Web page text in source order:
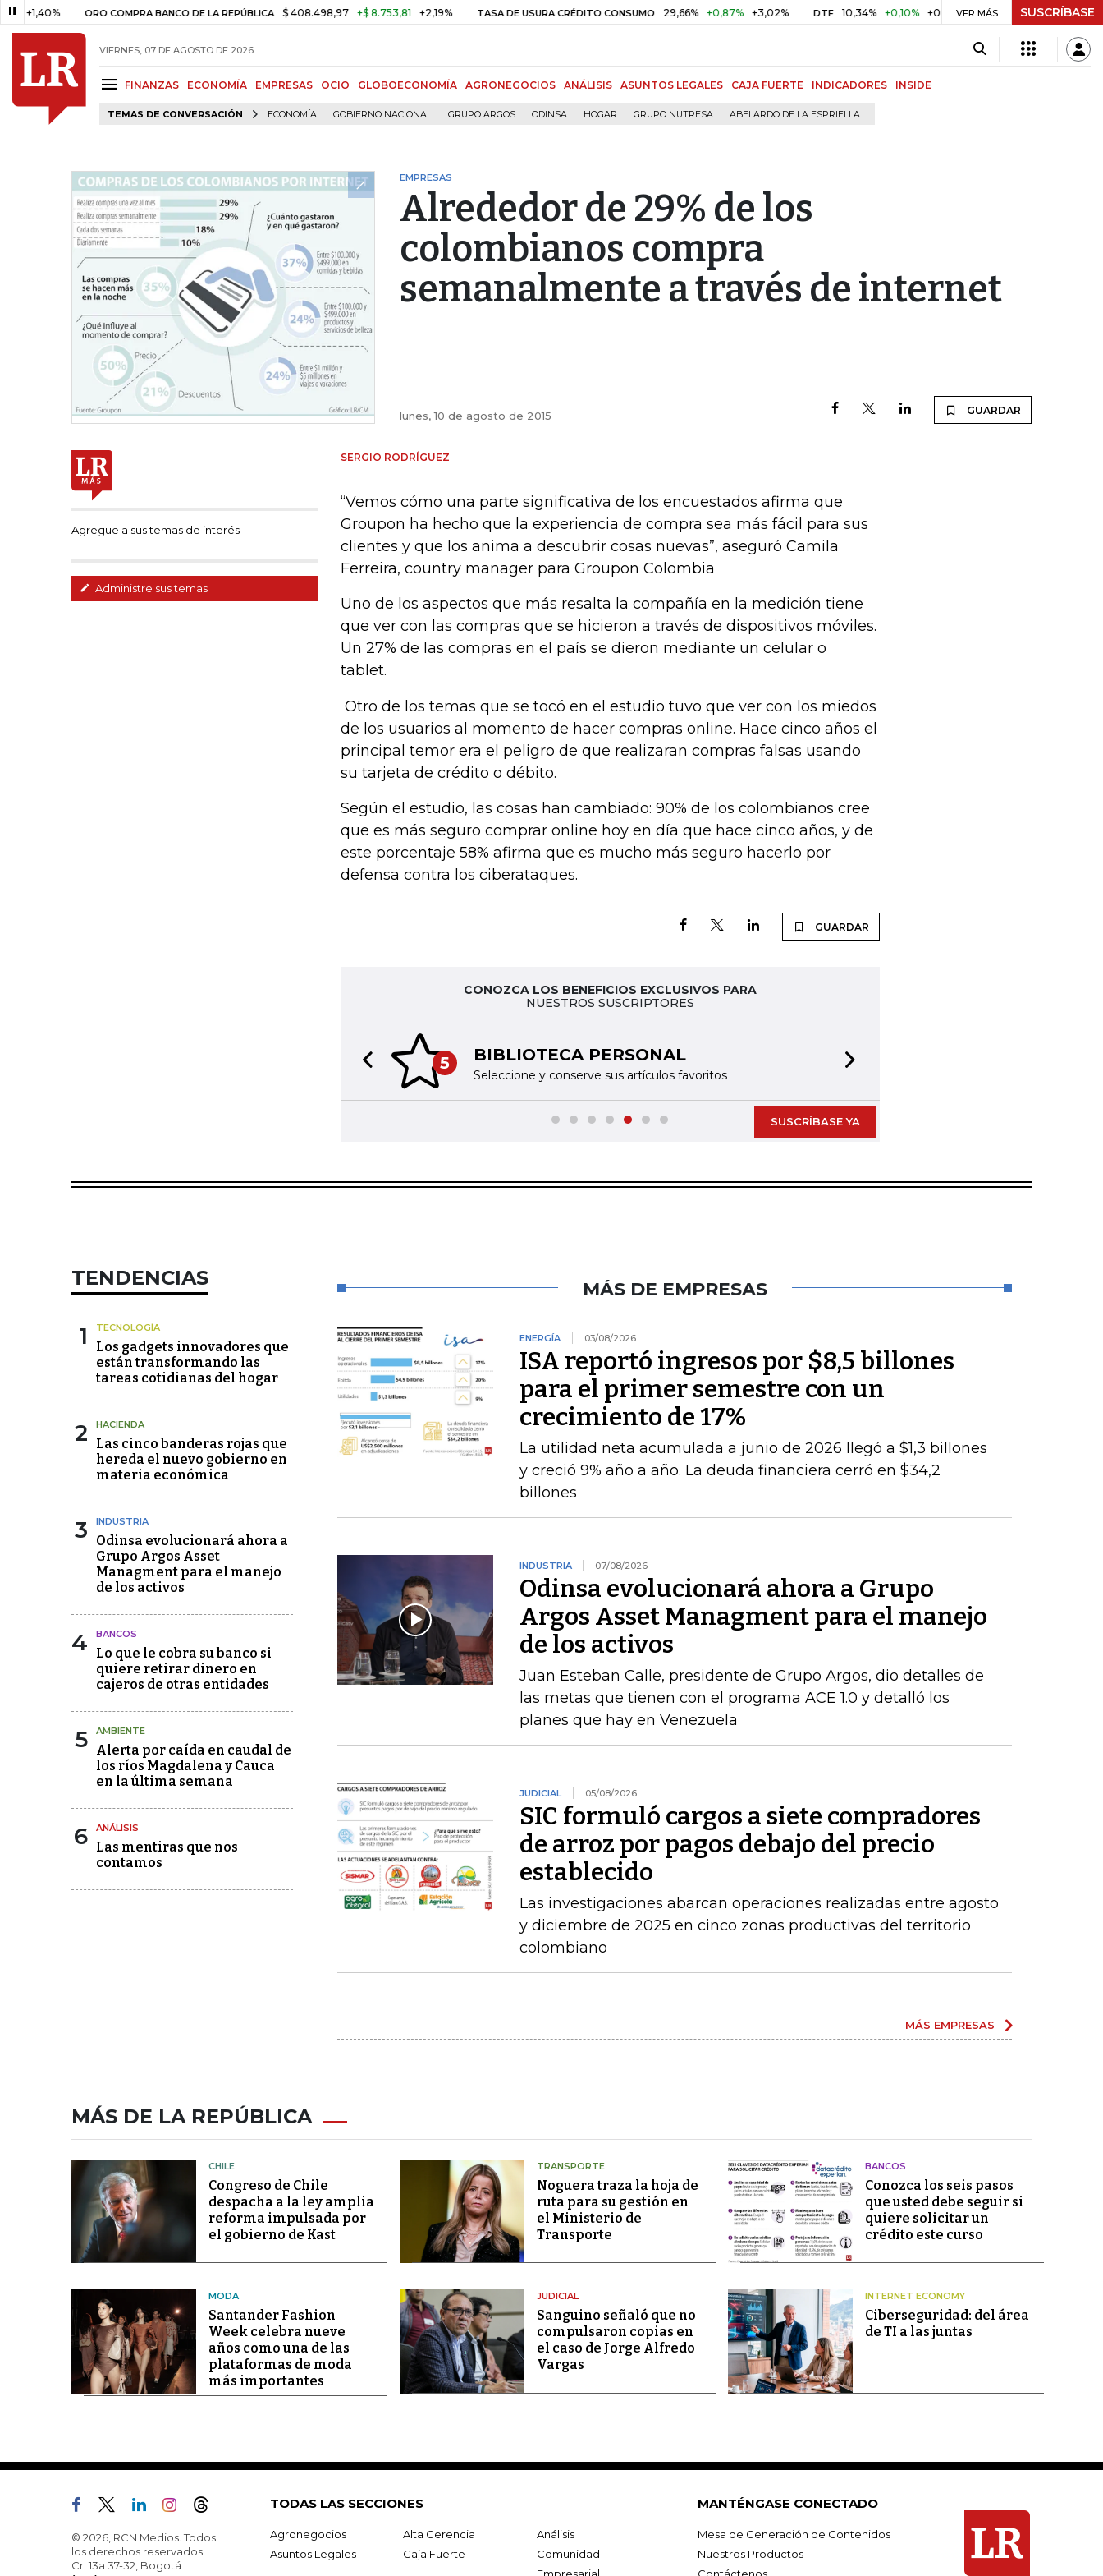
ORO COMPRA BANCO DE LA REPÚBLICA $ 408.498,97 +$ 8.753,81 +2,19% TASA DE USURA CRÉDITO CONSUMO 29,66% +0,87% +3,02% DTF 10,34% +0,10% +0,98% UVR $ 416,91 +$ 0,05
VER MÁS SUSCRÍBASE
VIERNES, 07 DE AGOSTO DE 2026
FINANZAS ECONOMÍA EMPRESAS OCIO GLOBOECONOMÍA AGRONEGOCIOS ANÁLISIS ASUNTOS LEGALES CAJA FUERTE INDICADORES INSIDE
TEMAS DE CONVERSACIÓN ECONOMÍA GOBIERNO NACIONAL GRUPO ARGOS ODINSA HOGAR GRUPO NUTRESA ABELARDO DE LA ESPRIELLA
EMPRESAS
Alrededor de 29% de los
colombianos compra
semanalmente a través de internet
lunes, 10 de agosto de 2015 GUARDAR
Agregue a sus temas de interés
Administre sus temas
SERGIO RODRÍGUEZ
“Vemos cómo una parte significativa de los encuestados afirma que
Groupon ha hecho que la experiencia de compra sea más fácil para sus
clientes y que los anima a descubrir cosas nuevas”, aseguró Camila
Ferreira, country manager para Groupon Colombia
Uno de los aspectos que más resalta la compañía en la medición tiene
que ver con las compras que se hicieron a través de dispositivos móviles.
Un 27% de las compras en el país se dieron mediante un celular o
tablet.
Otro de los temas que se tocó en el estudio tuvo que ver con los miedos
de los usuarios al momento de hacer compras online. Hace cinco años el
principal temor era el peligro de que realizaran compras falsas usando
su tarjeta de crédito o débito.
Según el estudio, las cosas han cambiado: 90% de los colombianos cree
que es más seguro comprar online hoy en día que hace cinco años, y de
este porcentaje 58% afirma que es mucho más seguro hacerlo por
defensa contra los ciberataques.
GUARDAR
CONOZCA LOS BENEFICIOS EXCLUSIVOS PARA
NUESTROS SUSCRIPTORES
5 BIBLIOTECA PERSONAL
Seleccione y conserve sus artículos favoritos
Previous slide
SUSCRÍBASE YA
TENDENCIAS
1 TECNOLOGÍA
Los gadgets innovadores que
están transformando las
tareas cotidianas del hogar
2 HACIENDA
Las cinco banderas rojas que
hereda el nuevo gobierno en
materia económica
3 INDUSTRIA
Odinsa evolucionará ahora a
Grupo Argos Asset
Managment para el manejo
de los activos
4 BANCOS
Lo que le cobra su banco si
quiere retirar dinero en
cajeros de otras entidades
5 AMBIENTE
Alerta por caída en caudal de
los ríos Magdalena y Cauca
en la última semana
6 ANÁLISIS
Las mentiras que nos
contamos
MÁS DE EMPRESAS
ENERGÍA 03/08/2026
ISA reportó ingresos por $8,5 billones
para el primer semestre con un
crecimiento de 17%
La utilidad neta acumulada a junio de 2026 llegó a $1,3 billones
y creció 9% año a año. La deuda financiera cerró en $34,2
billones
INDUSTRIA 07/08/2026
Odinsa evolucionará ahora a Grupo
Argos Asset Managment para el manejo
de los activos
Juan Esteban Calle, presidente de Grupo Argos, dio detalles de
las metas que tienen con el programa ACE 1.0 y detalló los
planes que hay en Venezuela
JUDICIAL 05/08/2026
SIC formuló cargos a siete compradores
de arroz por pagos debajo del precio
establecido
Las investigaciones abarcan operaciones realizadas entre agosto
y diciembre de 2025 en cinco zonas productivas del territorio
colombiano
MÁS EMPRESAS
MÁS DE LA REPÚBLICA
CHILE
Congreso de Chile
despacha a la ley amplia
reforma impulsada por
el gobierno de Kast
TRANSPORTE
Noguera traza la hoja de
ruta para su gestión en
el Ministerio de
Transporte
BANCOS
Conozca los seis pasos
que usted debe seguir si
quiere solicitar un
crédito este curso
MODA
Santander Fashion
Week celebra nueve
años como una de las
plataformas de moda
más importantes
JUDICIAL
Sanguino señaló que no
compulsaron copias en
el caso de Jorge Alfredo
Vargas
INTERNET ECONOMY
Ciberseguridad: del área
de TI a las juntas
© 2026, RCN Medios. Todos
los derechos reservados.
Cr. 13a 37-32, Bogotá
TODAS LAS SECCIONES
Agronegocios Alta Gerencia
Análisis
Asuntos Legales
Caja Fuerte
Comunidad
MANTÉNGASE CONECTADO
Mesa de Generación de Contenidos
Nuestros Productos